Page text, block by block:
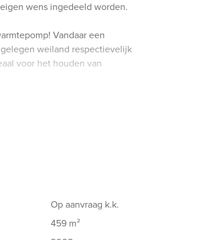
wens ingedeeld worden.
Vandaar een
weiland respectievelijk
voor het houden van
Alkmaar (15 minuten). Via
begane grond. Via de
deuren zijn voorzien van
Op aanvraag k.k.
459 m²